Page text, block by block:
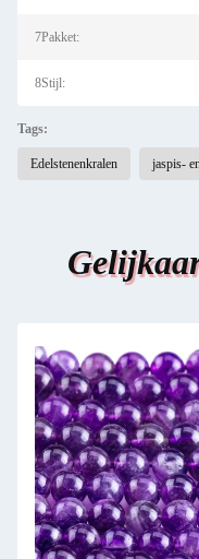
7Pakket:
8Stijl:
Tags:
Edelstenenkralen jaspis-